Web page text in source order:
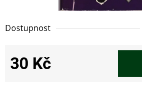
Dostupnost
30 Kč